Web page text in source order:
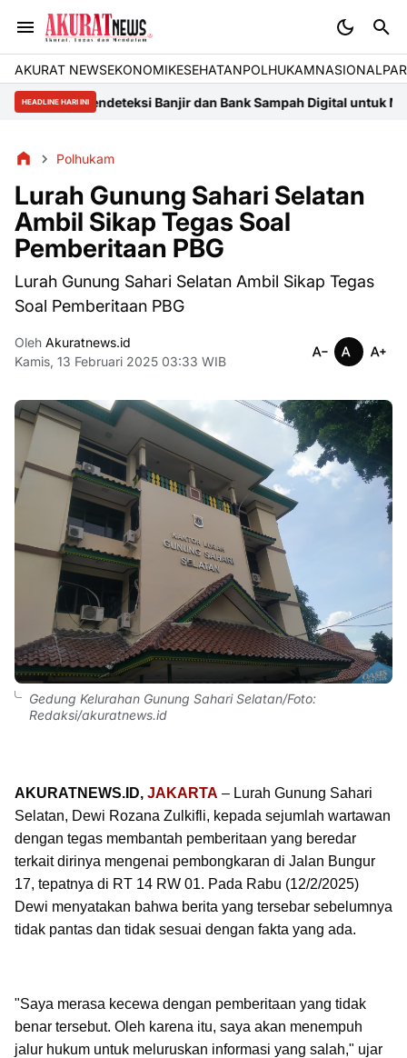
AKURAT NEWSEKONOMIKESEHATANPOLHUKAMNASIONAL
HEADLINE HARI INI
Pendeteksi Banjir dan Bank Sampah Digital untuk
Polhukam
Lurah Gunung Sahari Selatan
Ambil Sikap Tegas Soal
Pemberitaan PBG
Lurah Gunung Sahari Selatan Ambil Sikap Tegas
Soal Pemberitaan PBG
Oleh Akuratnews.id
Kamis, 13 Februari 2025 03:33 WIB
Gedung Kelurahan Gunung Sahari Selatan/Foto:
Redaksi/akuratnews.id
AKURATNEWS.ID, JAKARTA – Lurah Gunung Sahari
Selatan, Dewi Rozana Zulkifli, kepada sejumlah wartawan
dengan tegas membantah pemberitaan yang beredar
terkait dirinya mengenai pembongkaran di Jalan Bungur
17, tepatnya di RT 14 RW 01. Pada Rabu (12/2/2025)
Dewi menyatakan bahwa berita yang tersebar sebelumnya
tidak pantas dan tidak sesuai dengan fakta yang ada.
"Saya merasa kecewa dengan pemberitaan yang tidak
benar tersebut. Oleh karena itu, saya akan menempuh
jalur hukum untuk meluruskan informasi yang salah," ujar